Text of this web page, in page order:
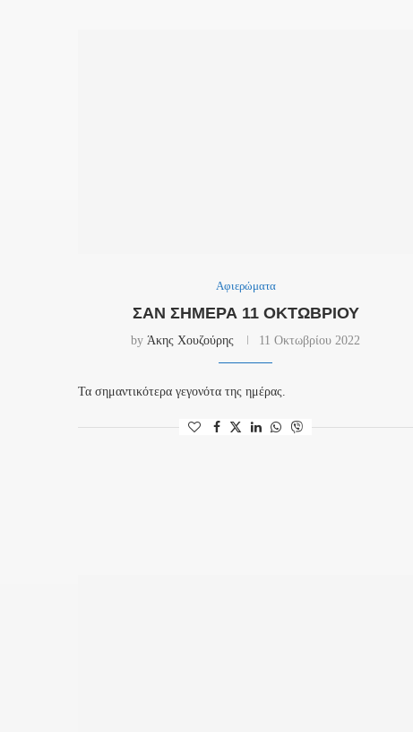
Αφιερώματα
ΣΑΝ ΣΉΜΕΡΑ 11 ΟΚΤΩΒΡΊΟΥ
byΆκης Χουζούρης 11 Οκτωβρίου 2022
Τα σημαντικότερα γεγονότα της ημέρας.